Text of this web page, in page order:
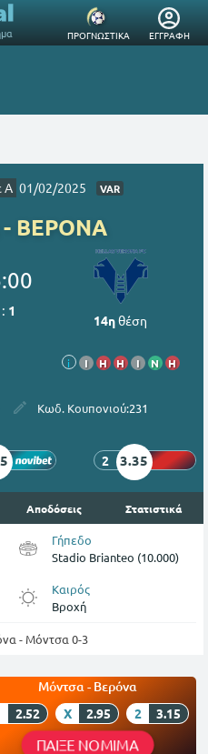
ΠΡΟΓΝΩΣΤΙΚΑ ΕΓΓΡΑΦΗ
Α 01/02/2025 VAR
ΒΕΡΟΝΑ
: 1
14ηθέση
i Ι Η Η Ι Ν Η
Κωδ. Κουπονιού:231
2 3.35
Αποδόσεις Στατιστικά
Γήπεδο
Stadio Brianteo (10.000)
Καιρός
Βροχή
- Μόντσα 0-3
Μόντσα - Βερόνα
2.52 X 2.95 2 3.15
ΠΑΙΞΕ ΝΟΜΙΜΑ